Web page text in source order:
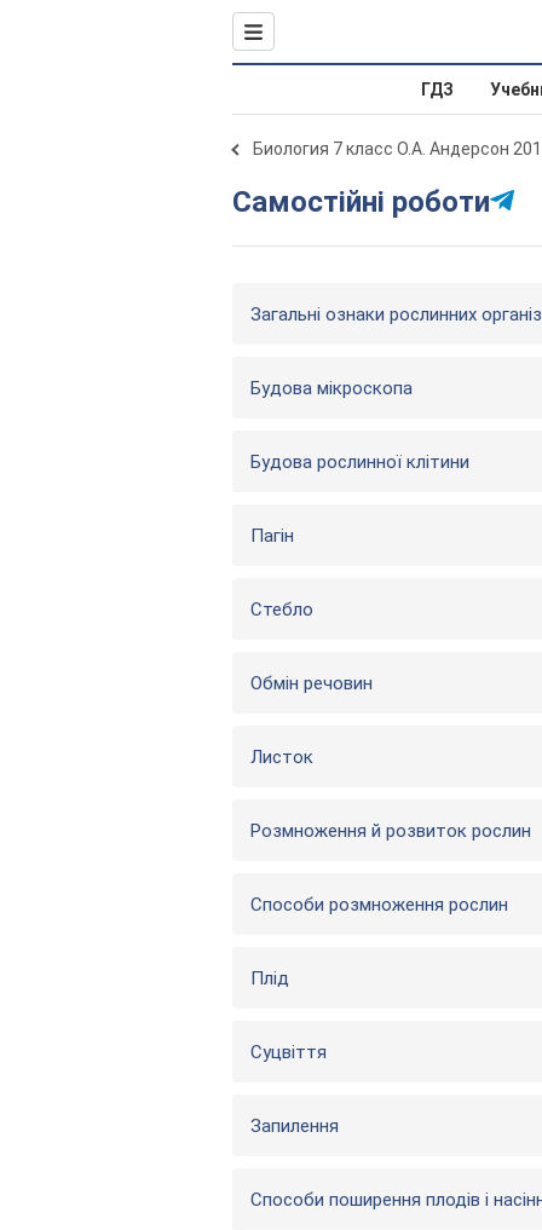
ГДЗ
Биология 7 класс О.А. Андерсон
Самостійні роботи
Загальні ознаки рослинних
Будова мікроскопа
Будова рослинної клітини
Пагін
Стебло
Обмін речовин
Листок
Розмноження й розвиток рослин
Способи розмноження рослин
Плід
Суцвіття
Запилення
Способи поширення плодів і